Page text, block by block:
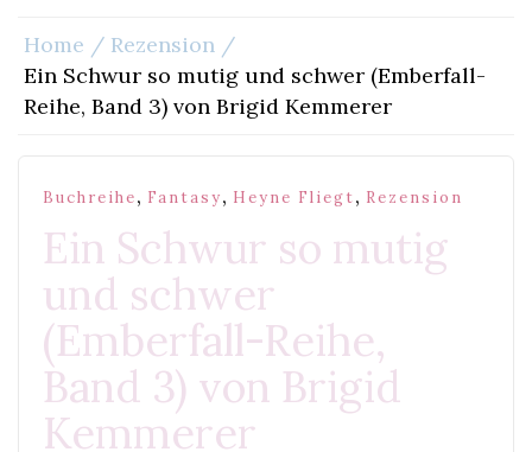
Home
Rezension
Ein Schwur so mutig und schwer (Emberfall-
Reihe, Band 3) von Brigid Kemmerer
Buchreihe, Fantasy, Heyne Fliegt, Rezension
Ein Schwur so mutig
und schwer
(Emberfall-Reihe,
Band 3) von Brigid
Kemmerer